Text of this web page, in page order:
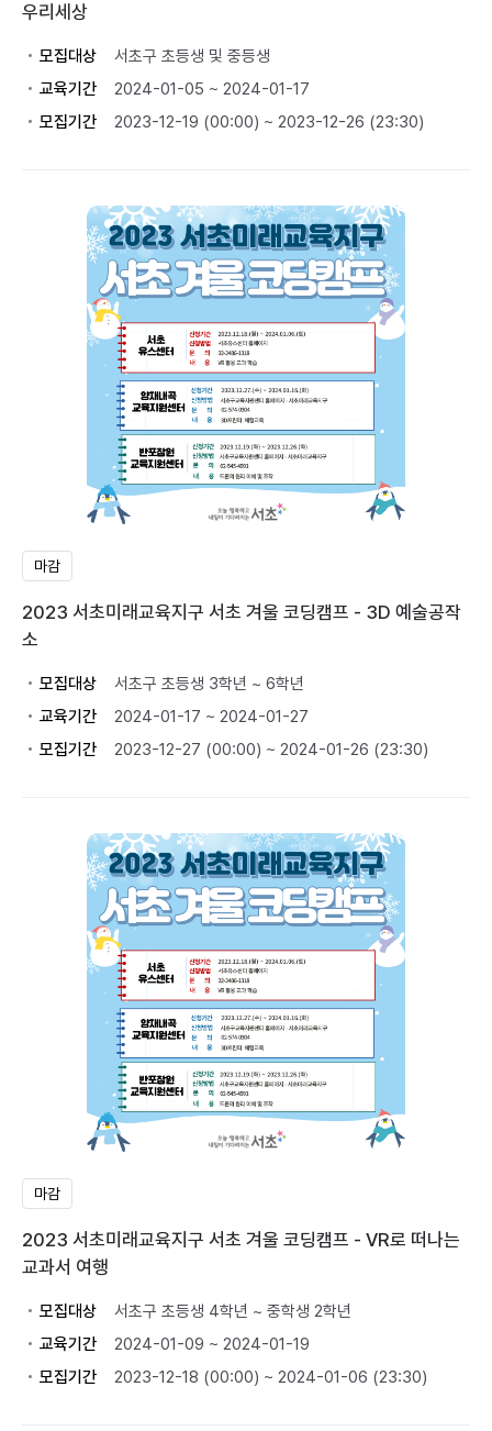
우리세상
모집대상
서초구 초등생 및 중등생
교육기간
2024-01-05 ~ 2024-01-17
모집기간
2023-12-19 (00:00) ~ 2023-12-26 (23:30)
마감
2023 서초미래교육지구 서초 겨울 코딩캠프 - 3D 예술공작
소
모집대상
서초구 초등생 3학년 ~ 6학년
교육기간
2024-01-17 ~ 2024-01-27
모집기간
2023-12-27 (00:00) ~ 2024-01-26 (23:30)
마감
2023 서초미래교육지구 서초 겨울 코딩캠프 - VR로 떠나는
교과서 여행
모집대상
서초구 초등생 4학년 ~ 중학생 2학년
교육기간
2024-01-09 ~ 2024-01-19
모집기간
2023-12-18 (00:00) ~ 2024-01-06 (23:30)